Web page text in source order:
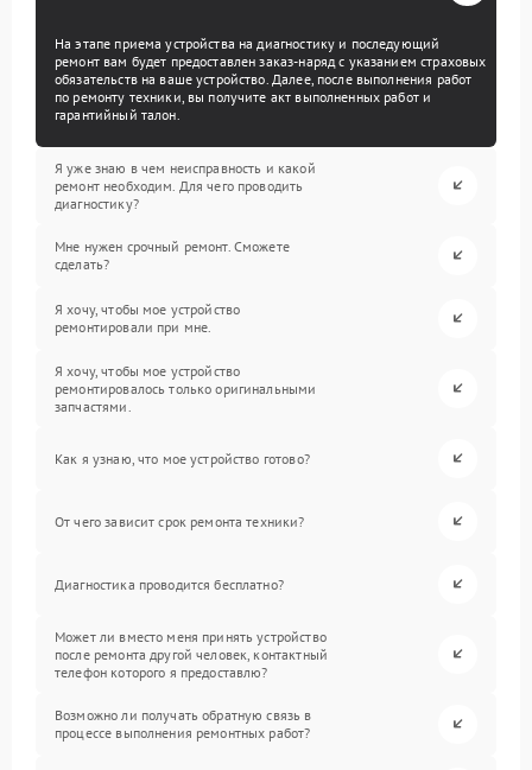
На этапе приема устройства на диагностику и последующий
ремонт вам будет предоставлен заказ-наряд с указанием страховых
обязательств на ваше устройство. Далее, после выполнения работ
по ремонту техники, вы получите акт выполненных работ и
гарантийный талон.
Я уже знаю в чем неисправность и какой
ремонт необходим. Для чего проводить
диагностику?
Мне нужен срочный ремонт. Сможете
сделать?
Я хочу, чтобы мое устройство
ремонтировали при мне.
Я хочу, чтобы мое устройство
ремонтировалось только оригинальными
запчастями.
Как я узнаю, что мое устройство готово?
От чего зависит срок ремонта техники?
Диагностика проводится бесплатно?
Может ли вместо меня принять устройство
после ремонта другой человек, контактный
телефон которого я предоставлю?
Возможно ли получать обратную связь в
процессе выполнения ремонтных работ?